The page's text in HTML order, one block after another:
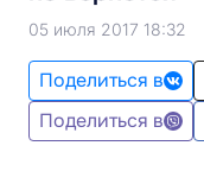
05 июля 2017 18:32
Поделиться в
Поделиться в